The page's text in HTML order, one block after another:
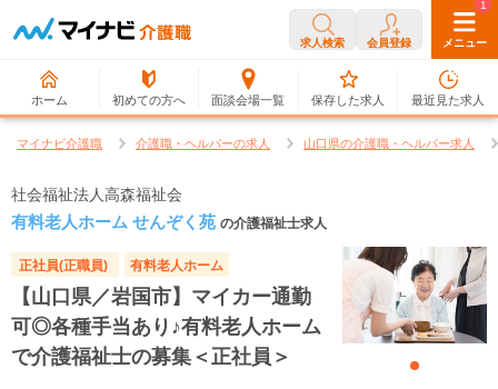
求人検索 会員登録 メニュー
ホーム 初めての方へ 面談会場一覧
0
保存した求人
1
最近見た求人
マイナビ介護職 介護職・ヘルパーの求人 山口県の介護職・ヘルパー求人
社会福祉法人高森福祉会
有料老人ホーム せんぞく苑 の介護福祉士求人
正社員(正職員) 有料老人ホーム
【山口県／岩国市】マイカー通勤
可◎各種手当あり♪有料老人ホーム
で介護福祉士の募集＜正社員＞